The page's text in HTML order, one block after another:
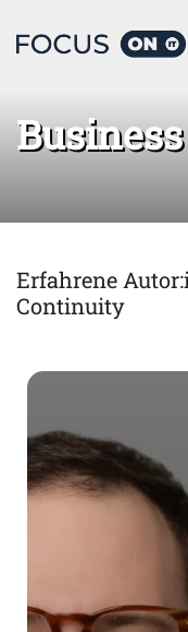
Home Business
Erfahrene
Continuity